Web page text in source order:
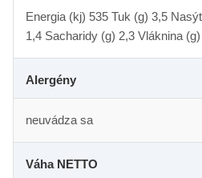
Energia (kj) 535 Tuk (g) 3,5
1,4 Sacharidy (g) 2,3 Vláknina
Alergény
neuvádza sa
Váha NETTO